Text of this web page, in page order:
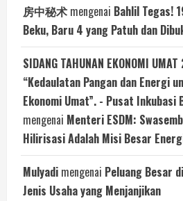
房中秘术 mengenai Bahlil Tegas!
Beku, Baru 4 yang Patuh dan
SIDANG TAHUNAN EKONOMI
“Kedaulatan Pangan dan Energi
Ekonomi Umat”. - Pusat Inkubasi
mengenai Menteri ESDM:
Hilirisasi Adalah Misi Besar
Mulyadi mengenai Peluang Besar
Jenis Usaha yang Menjanjikan